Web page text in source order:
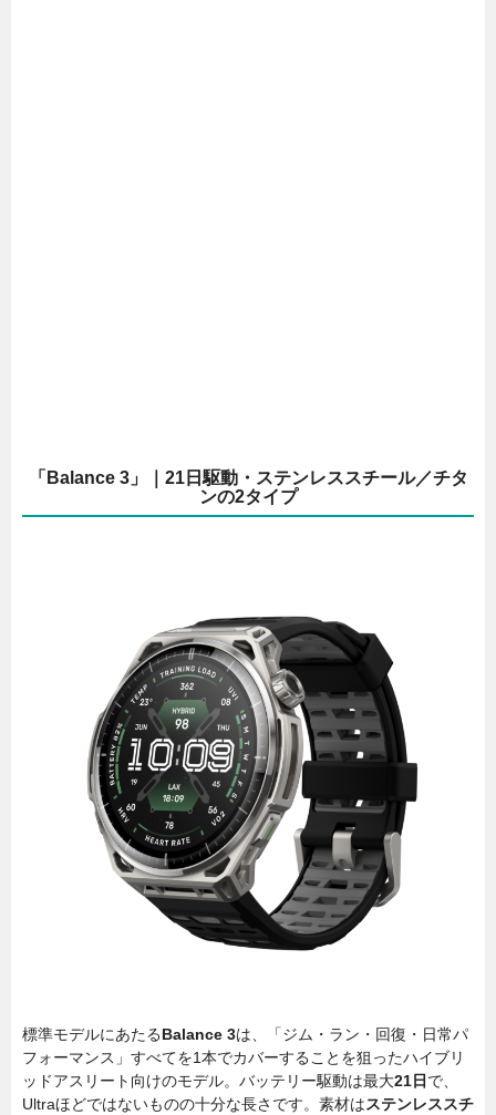
「Balance 3」｜21日駆動・ステンレススチール／チタ
ンの2タイプ
標準モデルにあたるBalance 3は、「ジム・ラン・回復・日常パ
フォーマンス」すべてを1本でカバーすることを狙ったハイブリ
ッドアスリート向けのモデル。バッテリー駆動は最大21日 で、
Ultraほどではないものの十分な長さです。素材はステンレススチ